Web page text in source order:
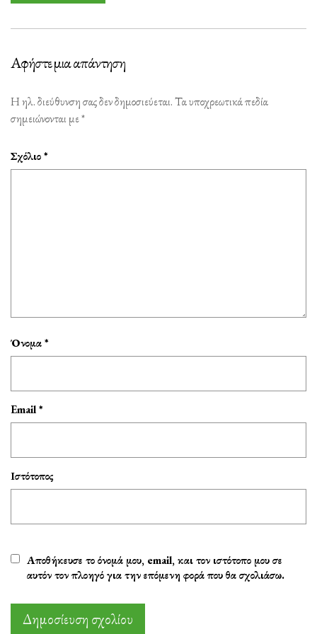
Αφήστε μια απάντηση
Η ηλ. διεύθυνση σας δεν δημοσιεύεται.Τα υποχρεωτικά πεδία
σημειώνονται με*
Σχόλιο*
Όνομα*
Email*
Ιστότοπος
Αποθήκευσε το όνομά μου, email, και τον ιστότοπο μου σε
αυτόν τον πλοηγό για την επόμενη φορά που θα σχολιάσω.